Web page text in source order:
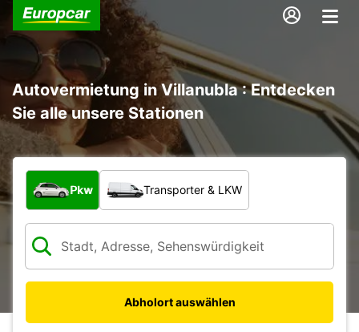
Autovermietung in Villanubla : Entdecken
Sie alle unsere Stationen
Welche Art von Fahrzeug?
Pkw Transporter & LKW
Abholort auswählen